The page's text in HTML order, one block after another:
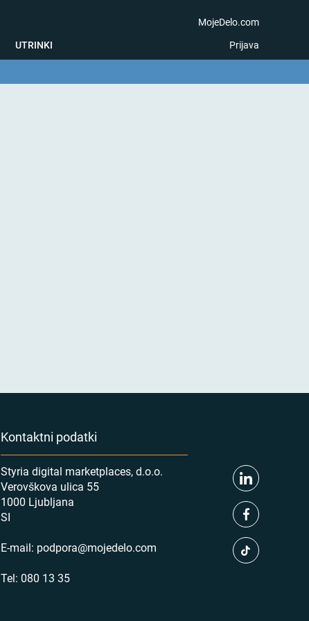
UTRINKI
MojeDelo.com
Prijava
Kontaktni podatki
Styria digital marketplaces, d.o.o.
Verovškova ulica 55
1000 Ljubljana
SI
E-mail: podpora@mojedelo.com
Tel: 080 13 35